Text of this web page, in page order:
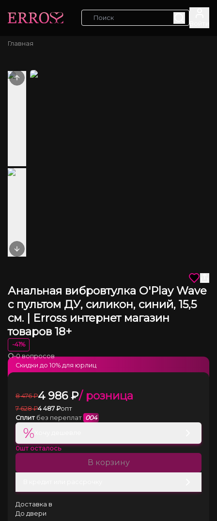
Главная
Previous slide
Next slide
Анальная вибровтулка O'Play Wave
с пультом ДУ, силикон, синий, 15,5
см. | Erross интернет магазин
товаров 18+
-41%
Загрузка
•0 вопросов
8 476 ₽4 986₽/ розница
7 628 ₽4 487 ₽опт
Сплит без переплат 004
%
0шт осталось
В корзину
Доставка в
До двери
Скидки до 10% для юрлиц